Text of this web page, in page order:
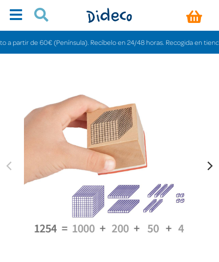
de 60€ (Península). Recíbelo en 24/48 horas. Recogida en tiendas